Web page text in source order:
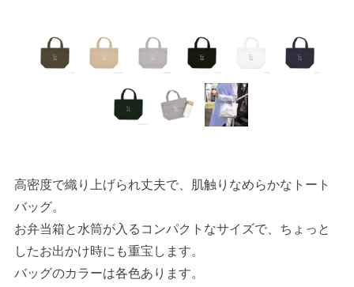
高密度で織り上げられ丈夫で、肌触りなめらかなトート
バッグ。
お弁当箱と水筒が入るコンパクトなサイズで、ちょっと
したお出かけ時にも重宝します。
バッグのカラーは各色あります。